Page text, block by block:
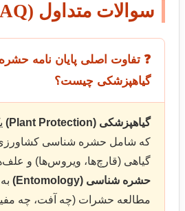
سوالات متداول (FAQ)
❓ تفاوت اصلی پایان نامه
گیاهپزشکی چیست؟
گیاهپزشکی (Plant Protection)
که شامل حشره شناسی
گیاهی (قارچ‌ها، ویروس‌ها) و
حشره شناسی (Entomology)
مطالعه حشرات (چه آفت، چه